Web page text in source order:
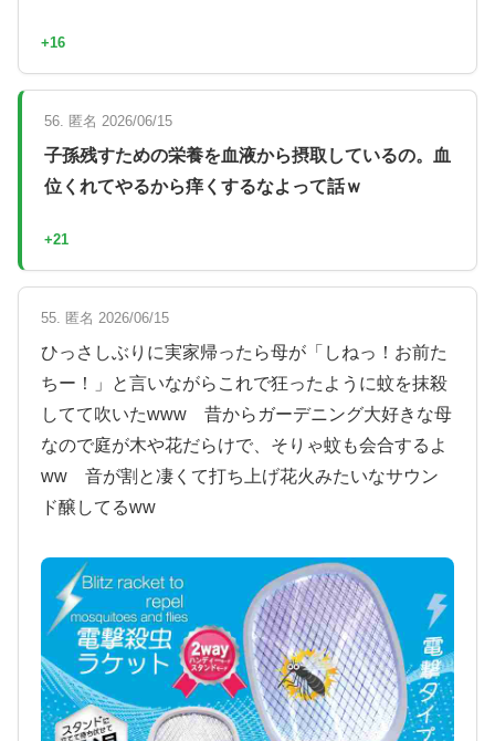
+16
56. 匿名 2026/06/15
子孫残すための栄養を血液から摂取しているの。血
位くれてやるから痒くするなよって話ｗ
+21
55. 匿名 2026/06/15
ひっさしぶりに実家帰ったら母が「しねっ！お前た
ちー！」と言いながらこれで狂ったように蚊を抹殺
してて吹いたwww 昔からガーデニング大好きな母
なので庭が木や花だらけで、そりゃ蚊も会合するよ
ww 音が割と凄くて打ち上げ花火みたいなサウン
ド醸してるww